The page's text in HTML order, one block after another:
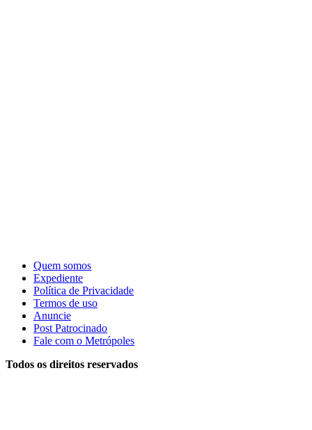
Quem somos
Expediente
Política de Privacidade
Termos de uso
Anuncie
Post Patrocinado
Fale com o Metrópoles
Todos os direitos reservados